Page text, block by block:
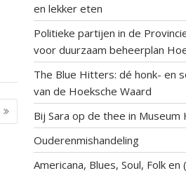
en lekker eten
Politieke partijen in de
voor duurzaam beheerplan
The Blue Hitters: dé honk- en
van de Hoeksche Waard
Bij Sara op de thee in Museum
Ouderenmishandeling
Americana, Blues, Soul, Folk en